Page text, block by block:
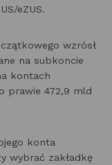
eZUS.
wzrósł
na subkoncie
kontach
prawie 472,9 mld
konta
wybrać zakładkę